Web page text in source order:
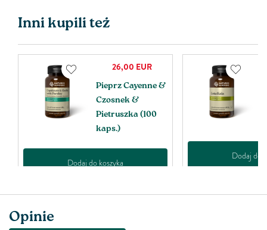
Inni kupili też
26,00 EUR
Pieprz Cayenne &
Czosnek &
Pietruszka (100
kaps.)
Dodaj do koszyka
Dodaj do
Opinie